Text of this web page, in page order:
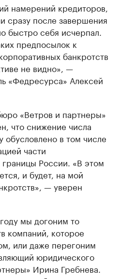
намерений кредиторов,
сразу после завершения
быстро себя исчерпал.
предпосылок к
банкротств
не видно», —
«Федресурса» Алексей
«Ветров и партнеры»
что снижение числа
обусловлено в том числе
части
России. «В этом
и будет, на мой
— уверен
мы догоним то
компаний, которое
или даже перегоним
юридического
Ирина Гребнева.